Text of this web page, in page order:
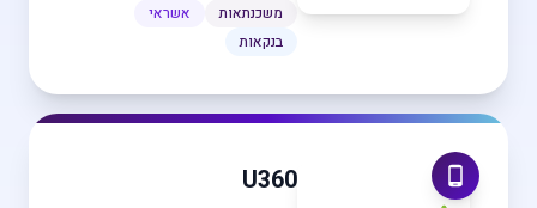
משכנתאות
אשראי
בנקאות
U360